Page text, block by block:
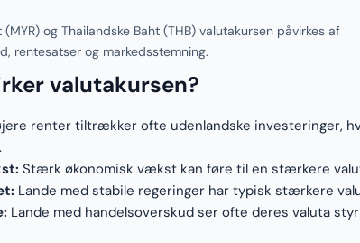
(MYR) og Thailandske Baht (THB) valutakursen påvirkes af
rentesatser og markedsstemning.
valutakursen?
renter tiltrækker ofte udenlandske investeringer,
Stærk økonomisk vækst kan føre til en stærkere
Lande med stabile regeringer har typisk stærkere
Lande med handelsoverskud ser ofte deres valuta